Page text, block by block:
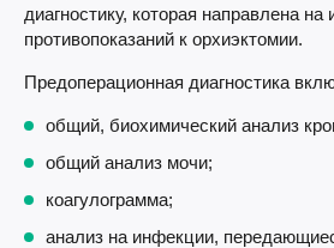
диагностику, которая направлена на
противопоказаний к орхиэктомии.
Предоперационная диагностика
общий, биохимический анализ
общий анализ мочи;
коагулограмма;
анализ на инфекции,